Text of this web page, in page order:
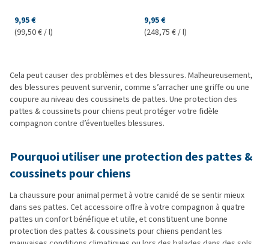
9,95 €
(99,50 € / l)
9,95 €
(248,75 € / l)
Cela peut causer des problèmes et des blessures. Malheureusement,
des blessures peuvent survenir, comme s’arracher une griffe ou une
coupure au niveau des coussinets de pattes. Une protection des
pattes & coussinets pour chiens peut protéger votre fidèle
compagnon contre d’éventuelles blessures.
Pourquoi utiliser une protection des pattes &
coussinets pour chiens
La chaussure pour animal permet à votre canidé de se sentir mieux
dans ses pattes. Cet accessoire offre à votre compagnon à quatre
pattes un confort bénéfique et utile, et constituent une bonne
protection des pattes & coussinets pour chiens pendant les